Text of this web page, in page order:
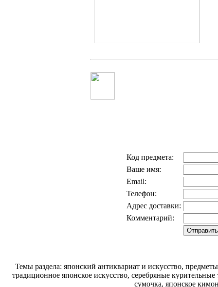
Код предмета:
Ваше имя:
Email:
Телефон:
Адрес доставки:
Комментарий:
Темы раздела: японский антиквариат и искусство,
традиционное японское искусство, серебряные
сумочка, японское